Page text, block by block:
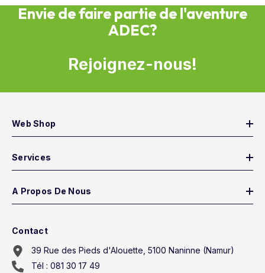
Envie de faire partie de l'aventure
ADEC?
Rejoignez-nous!
Web Shop
Services
A Propos De Nous
Contact
39 Rue des Pieds d'Alouette, 5100 Naninne (Namur)
Tél : 081 30 17 49